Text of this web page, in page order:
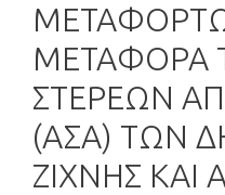
ΜΕΤΑΦΟΡΑ
ΣΤΕΡΕΩΝ
(ΑΣΑ) ΤΩΝ
ΖΙΧΝΗΣ